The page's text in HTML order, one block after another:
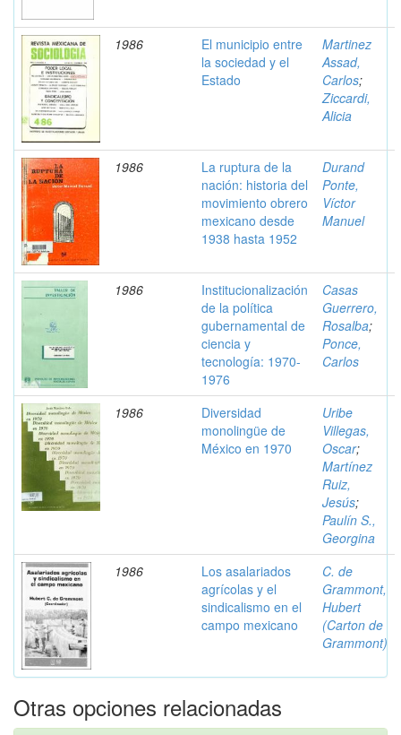
1986
El municipio entre
la sociedad y el
Estado
Martinez
Assad,
Carlos;
Ziccardi,
Alicia
1986
La ruptura de la
nación: historia del
movimiento obrero
mexicano desde
1938 hasta 1952
Durand
Ponte,
Víctor
Manuel
1986
Institucionalización
de la política
gubernamental de
ciencia y
tecnología: 1970-
1976
Casas
Guerrero,
Rosalba;
Ponce,
Carlos
1986
Diversidad
monolingüe de
México en 1970
Uribe
Villegas,
Oscar;
Martínez
Ruiz,
Jesús;
Paulín S.,
Georgina
1986
Los asalariados
agrícolas y el
sindicalismo en el
campo mexicano
C. de
Grammont,
Hubert
(Carton de
Grammont)
Otras opciones relacionadas